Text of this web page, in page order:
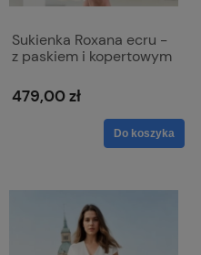
Sukienka Roxana ecru -
z paskiem i kopertowym
479,00 zł
Do koszyka